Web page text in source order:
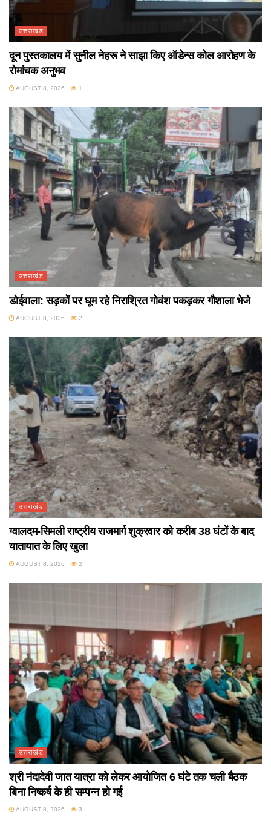
उत्तराखंड
दून पुस्तकालय में सुनील नेहरू ने साझा किए ऑडेन्स कोल आरोहण के
रोमांचक अनुभव
AUGUST 8, 2026 1
उत्तराखंड
डोईवाला: सड़कों पर घूम रहे निराश्रित गोवंश पकड़कर गौशाला भेजे
AUGUST 8, 2026 2
उत्तराखंड
ग्वालदम-सिमली राष्ट्रीय राजमार्ग शुक्रवार को करीब 38 घंटों के बाद
यातायात के लिए खुला
AUGUST 8, 2026 2
उत्तराखंड
श्री नंदादेवी जात यात्रा को लेकर आयोजित 6 घंटे तक चली बैठक
बिना निष्कर्ष के ही सम्पन्न हो गई
AUGUST 8, 2026 3